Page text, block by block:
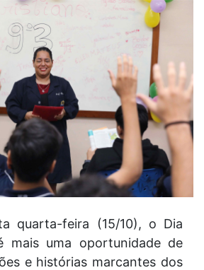
quarta-feira (15/10), o Dia
mais uma oportunidade de
e histórias marcantes dos